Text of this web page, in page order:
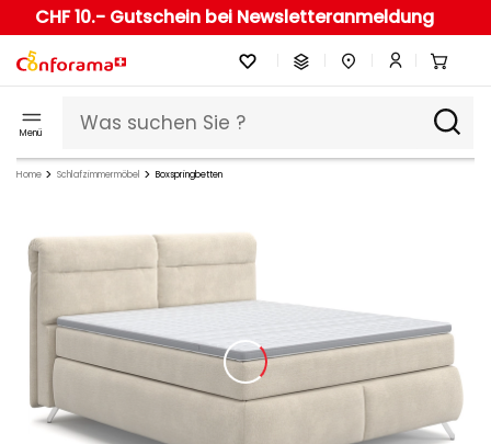
CHF 10.- Gutschein bei Newsletteranmeldung
Menü
Home Schlafzimmermöbel Boxspringbetten